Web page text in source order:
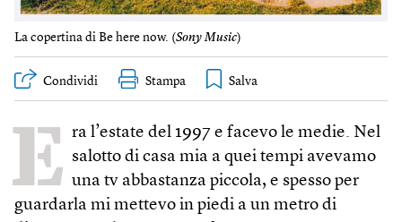
La copertina di Be here now. (Sony Music)
Condividi Stampa
E ra l’estate del 1997 e facevo le medie. Nel
salotto di casa mia a quei tempi avevamo
una tv abbastanza piccola, e spesso per
guardarla mi mettevo in piedi a un metro di